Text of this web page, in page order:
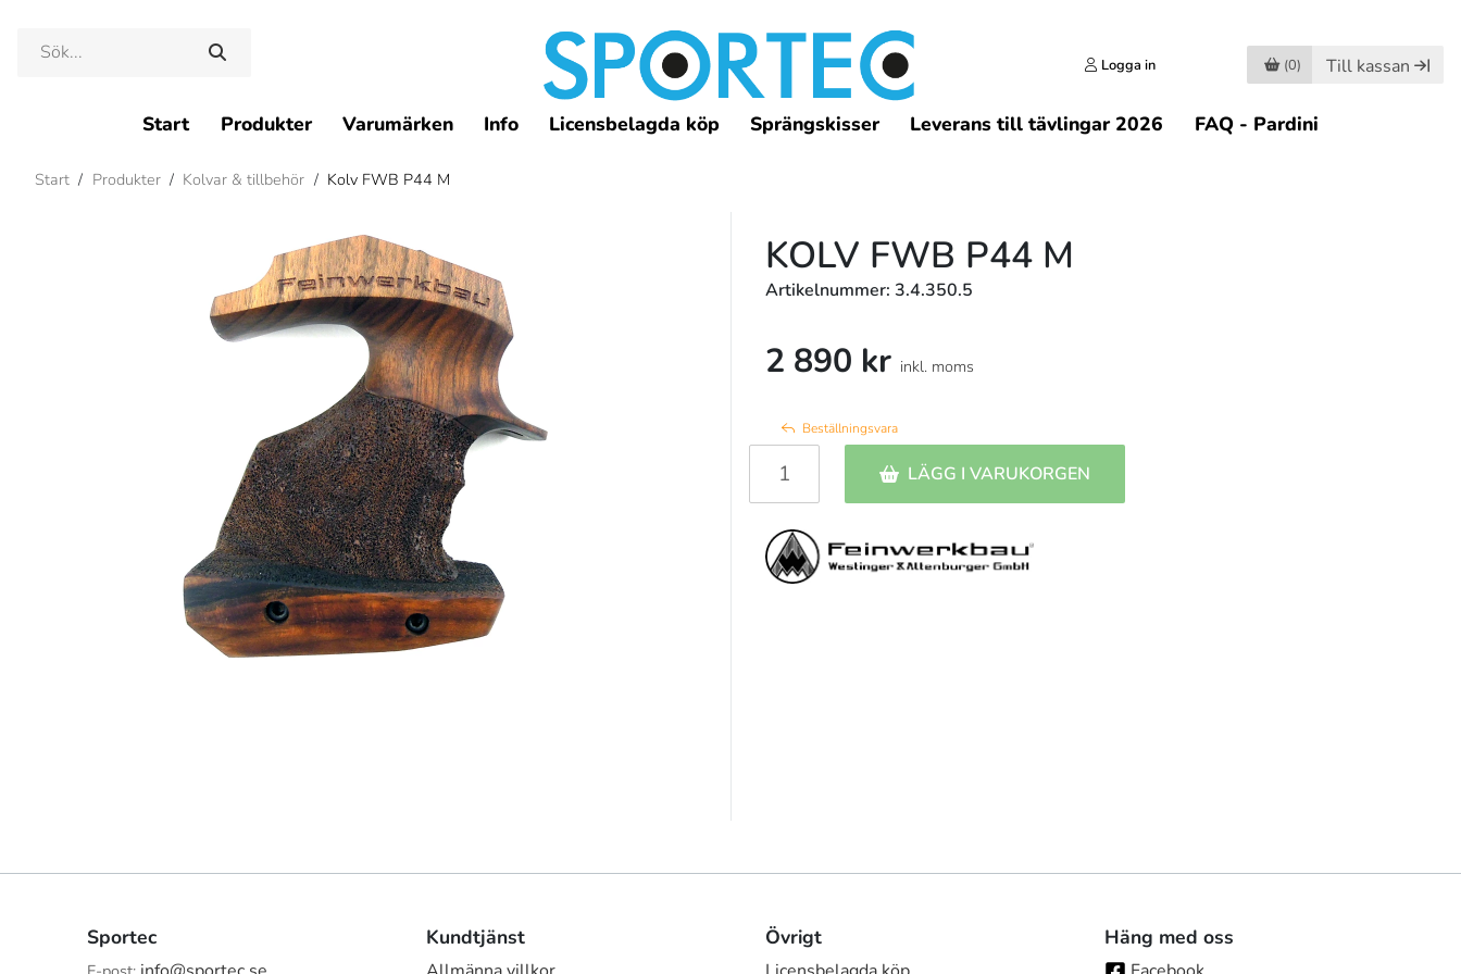
Logga in (0) Till kassan
Start Produkter Varumärken Info Licensbelagda köp Sprängskisser Leverans till tävlingar 2026 FAQ - Pardini
Start / Produkter / Kolvar & tillbehör / Kolv FWB P44 M
KOLV FWB P44 M
Artikelnummer: 3.4.350.5
2 890 kr inkl. moms
Beställningsvara
LÄGG I VARUKORGEN
Sportec Kundtjänst Övrigt Häng med oss